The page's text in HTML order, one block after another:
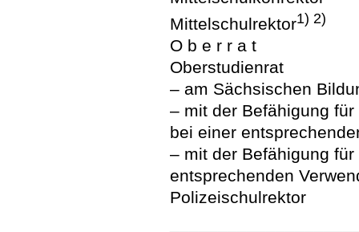
Mittelschulrektor1) 2)
O b e r r a t
Oberstudienrat
– am Sächsischen
– mit der Befähigung
bei einer
– mit der Befähigung
entsprechenden
Polizeischulrektor